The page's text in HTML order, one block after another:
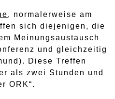
, normalerweise am
sich diejenigen, die
Meinungsaustausch
und gleichzeitig
Diese Treffen
als zwei Stunden und
ORK“.